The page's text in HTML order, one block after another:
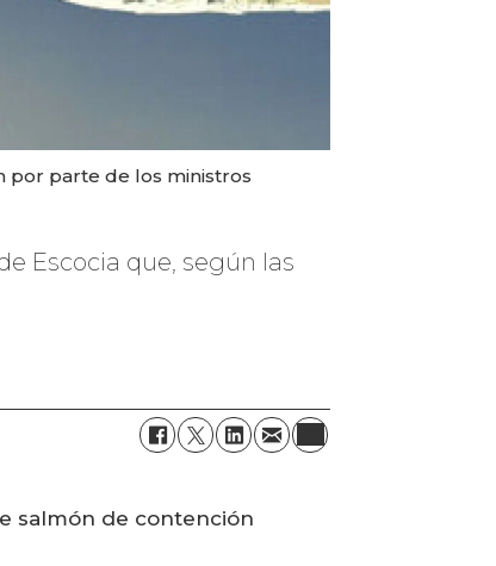
por parte de los ministros
Escocia que, según las
salmón de contención